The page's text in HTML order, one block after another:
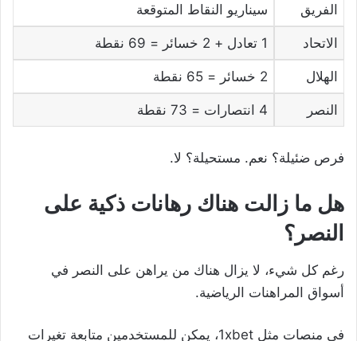
الفريق سيناريو النقاط المتوقعة
الاتحاد 1 تعادل + 2 خسائر = 69 نقطة
الهلال 2 خسائر = 65 نقطة
النصر 4 انتصارات = 73 نقطة
فرص ضئيلة؟ نعم. مستحيلة؟ لا.
هل ما زالت هناك رهانات ذكية على
النصر؟
رغم كل شيء، لا يزال هناك من يراهن على النصر في
أسواق المراهنات الرياضية.
في منصات مثل 1xbet، يمكن للمستخدمين متابعة تغيرات